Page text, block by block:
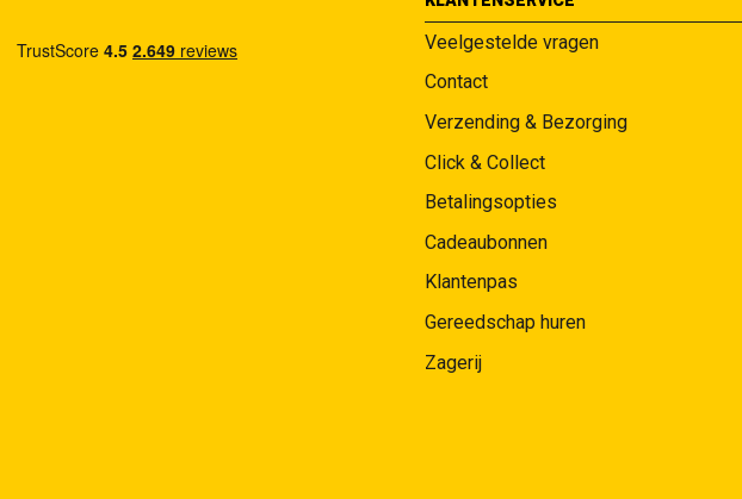
Veelgestelde vragen
Contact
Verzending & Bezorging
Click & Collect
Betalingsopties
Cadeaubonnen
Klantenpas
Gereedschap huren
Zagerij